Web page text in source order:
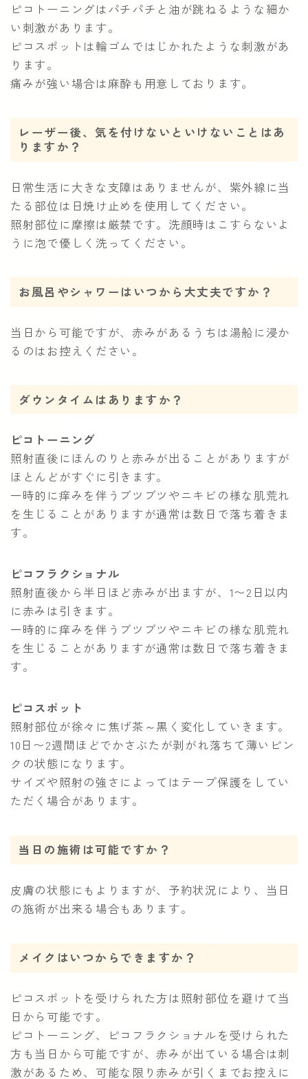
ピコトーニングはパチパチと油が跳ねるような細か
い刺激があります。
ピコスポットは輪ゴムではじかれたような刺激があ
ります。
痛みが強い場合は麻酔も用意しております。
レーザー後、気を付けないといけないことはあ
りますか？
日常生活に大きな支障はありませんが、紫外線に当
たる部位は日焼け止めを使用してください。
照射部位に摩擦は厳禁です。洗顔時はこすらないよ
うに泡で優しく洗ってください。
お風呂やシャワーはいつから大丈夫ですか？
当日から可能ですが、赤みがあるうちは湯船に浸か
るのはお控えください。
ダウンタイムはありますか？
ピコトーニング
照射直後にほんのりと赤みが出ることがありますが
ほとんどがすぐに引きます。
一時的に痒みを伴うブツブツやニキビの様な肌荒れ
を生じることがありますが通常は数日で落ち着きま
す。
ピコフラクショナル
照射直後から半日ほど赤みが出ますが、1〜2日以内
に赤みは引きます。
一時的に痒みを伴うブツブツやニキビの様な肌荒れ
を生じることがありますが通常は数日で落ち着きま
す。
ピコスポット
照射部位が徐々に焦げ茶～黒く変化していきます。
10日〜2週間ほどでかさぶたが剥がれ落ちて薄いピン
クの状態になります。
サイズや照射の強さによってはテープ保護をしてい
ただく場合があります。
当日の施術は可能ですか？
皮膚の状態にもよりますが、予約状況により、当日
の施術が出来る場合もあります。
メイクはいつからできますか？
ピコスポットを受けられた方は照射部位を避けて当
日から可能です。
ピコトーニング、ピコフラクショナルを受けられた
方も当日から可能ですが、赤みが出ている場合は刺
激があるため、可能な限り赤みが引くまでお控えに